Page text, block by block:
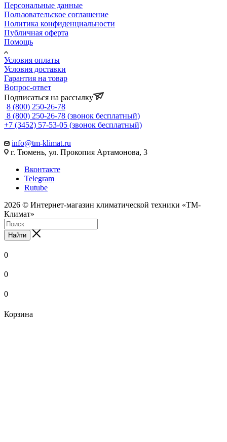
Персональные данные
Пользовательское соглашение
Политика конфиденциальности
Публичная оферта
Помощь
Условия оплаты
Условия доставки
Гарантия на товар
Вопрос-ответ
Подписаться на рассылку
8 (800) 250-26-78
8 (800) 250-26-78 (звонок бесплатный)
+7 (3452) 57-53-05 (звонок бесплатный)
info@tm-klimat.ru
г. Тюмень, ул. Прокопия Артамонова, 3
Вконтакте
Telegram
Rutube
2026 © Интернет-магазин климатической техники «ТМ-
Климат»
Найти
0
0
0
Корзина